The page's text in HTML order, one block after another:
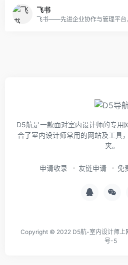
飞书
D5航是一款面对室内设计师的专用
合了室内设计师常用的网站及工具
夹。
申请收录 友链申请 免
Copyright © 2022 D5航-室内设计师上
号-5